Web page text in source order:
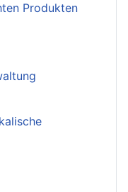
Produkten